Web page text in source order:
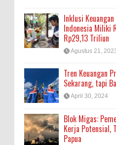
Inklusi
Indonesia Miliki
Rp29,13 Triliun
Agustus 21,
Tren Keuangan
Sekarang, tapi
April 30, 2024
Blok Migas:
Kerja Potensial,
Papua